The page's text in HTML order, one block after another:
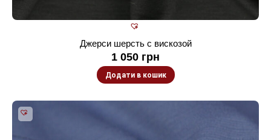
Джерси шерсть с вискозой
1 050 грн
Додати в кошик